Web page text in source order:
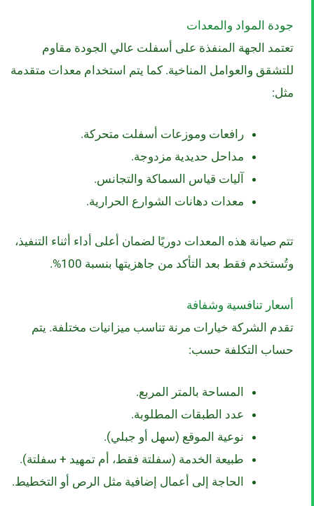
جودة المواد والمعدات
تعتمد الجهة المنفذة على أسفلت عالي الجودة مقاوم
للتشقق والعوامل المناخية. كما يتم استخدام معدات متقدمة
مثل:
رافعات وموزعات أسفلت متحركة.
مداحل حديدية مزدوجة.
آليات قياس السماكة والتجانس.
معدات دهانات الشوارع الحرارية.
تتم صيانة هذه المعدات دوريًا لضمان أعلى أداء أثناء التنفيذ،
وتُستخدم فقط بعد التأكد من جاهزيتها بنسبة 100%.
أسعار تنافسية وشفافة
تقدم الشركة خيارات مرنة تناسب ميزانيات مختلفة. يتم
حساب التكلفة حسب:
المساحة بالمتر المربع.
عدد الطبقات المطلوبة.
نوعية الموقع (سهل أو جبلي).
طبيعة الخدمة (سفلتة فقط، أم تمهيد + سفلتة).
الحاجة إلى أعمال إضافية مثل الرص أو التخطيط.